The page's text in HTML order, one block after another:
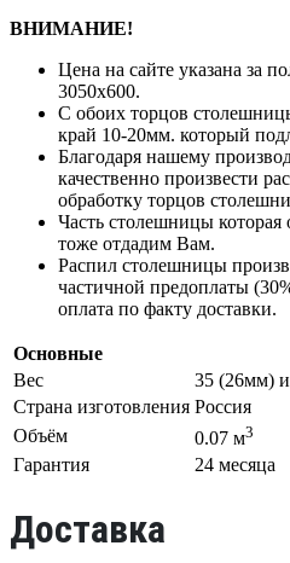
ВНИМАНИЕ!
Цена на сайте указана за
3050х600.
С обоих торцов
край 10-20мм. который
Благодаря нашему
качественно произвести
обработку торцов
Часть столешницы которая
тоже отдадим Вам.
Распил столешницы
частичной предоплаты
оплата по факту доставки.
Основные
Вес
35 (26мм)
Страна изготовления Россия
Объём
0.07 м3
Гарантия 24 месяца
Доставка